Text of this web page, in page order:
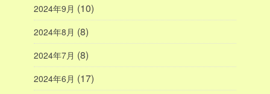
2024年9月 (10)
2024年8月 (8)
2024年7月 (8)
2024年6月 (17)